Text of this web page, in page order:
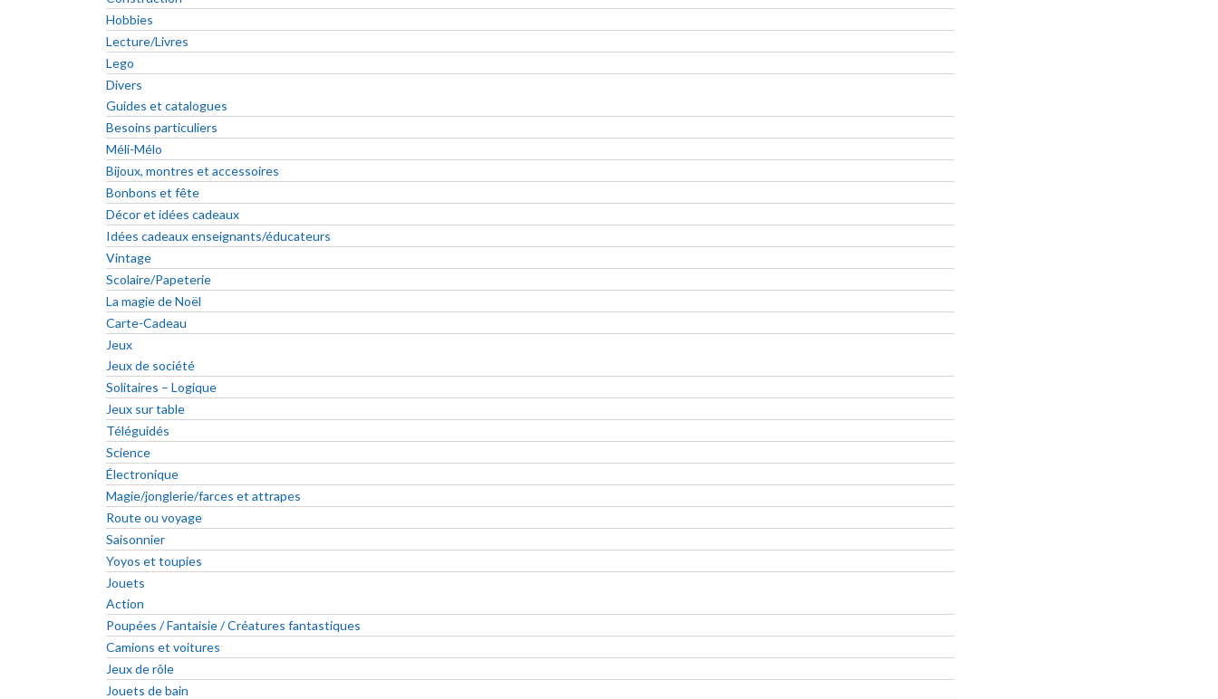
Hobbies
Lecture/Livres
Lego
Divers
Guides et catalogues
Besoins particuliers
Méli-Mélo
Bijoux, montres et accessoires
Bonbons et fête
Décor et idées cadeaux
Idées cadeaux enseignants/éducateurs
Vintage
Scolaire/Papeterie
La magie de Noël
Carte-Cadeau
Jeux
Jeux de société
Solitaires – Logique
Jeux sur table
Téléguidés
Science
Électronique
Magie/jonglerie/farces et attrapes
Route ou voyage
Saisonnier
Yoyos et toupies
Jouets
Action
Poupées / Fantaisie / Créatures fantastiques
Camions et voitures
Jeux de rôle
Jouets de bain